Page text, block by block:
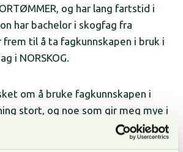
og har lang fartstid i
har bachelor i skogfag fra
frem til å ta fagkunnskapen i bruk i
i NORSKOG.
om å bruke fagkunnskapen i
stort, og noe som gir meg mye i
få forvalte større arealer i den
står i – og vil stå ovenfor fremover